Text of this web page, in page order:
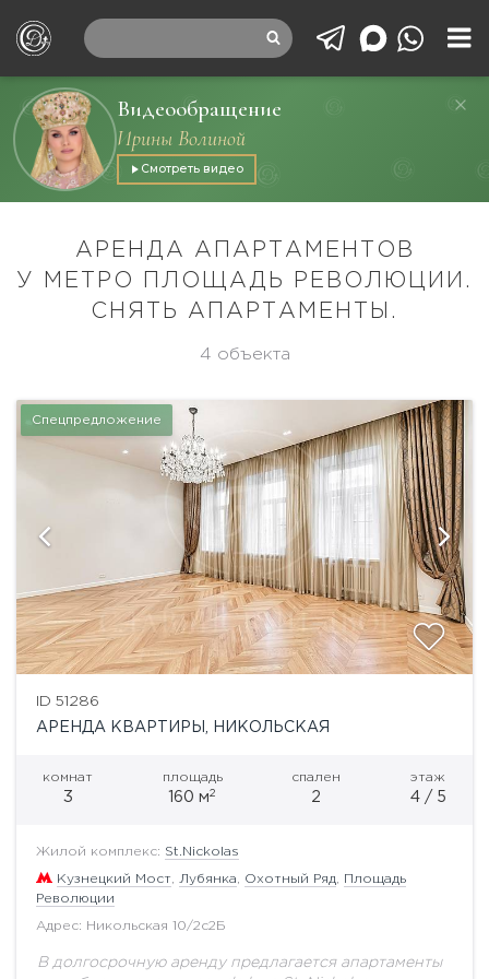
Видеообращение
Ирины Волиной
Смотреть видео
АРЕНДА АПАРТАМЕНТОВ
У МЕТРО ПЛОЩАДЬ РЕВОЛЮЦИИ.
СНЯТЬ АПАРТАМЕНТЫ.
4 объекта
Спецпредложение
ID 51286
АРЕНДА КВАРТИРЫ, НИКОЛЬСКАЯ
комнат
3
площадь
160 м2
спален
2
этаж
4 / 5
Жилой комплекс: St.Nickolas
Кузнецкий Мост Лубянка Охотный Ряд
Площадь
Революции
Адрес: Никольская 10/2с2Б
В долгосрочную аренду предлагается апартаменты